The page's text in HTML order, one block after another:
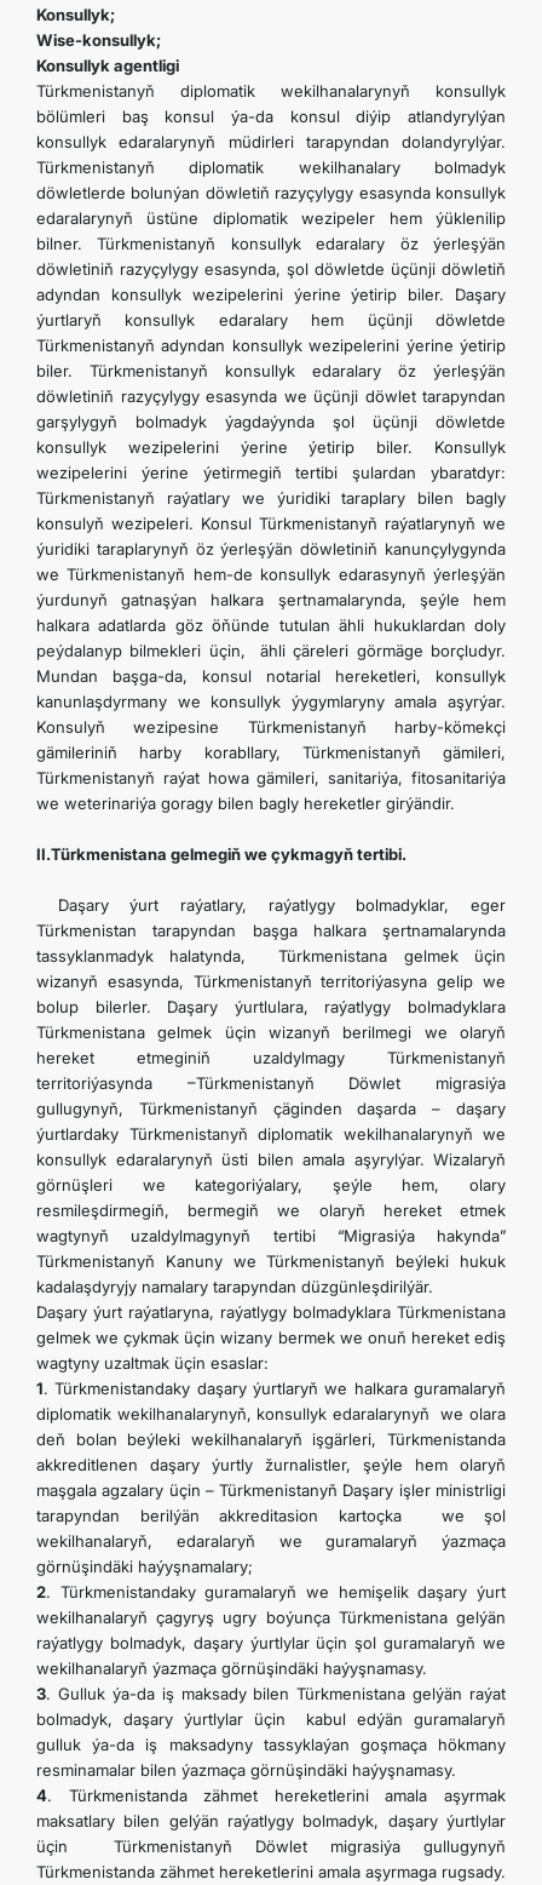
Konsullyk;
Wise-konsullyk;
Konsullyk agentligi
Türkmenistanyň diplomatik wekilhanalarynyň konsullyk
bölümleri baş konsul ýa-da konsul diýip atlandyrylýan
konsullyk edaralarynyň müdirleri tarapyndan dolandyrylýar.
Türkmenistanyň diplomatik wekilhanalary bolmadyk
döwletlerde bolunýan döwletiň razyçylygy esasynda konsullyk
edaralarynyň üstüne diplomatik wezipeler hem ýüklenilip
bilner. Türkmenistanyň konsullyk edaralary öz ýerleşýän
döwletiniň razyçylygy esasynda, şol döwletde üçünji döwletiň
adyndan konsullyk wezipelerini ýerine ýetirip biler. Daşary
ýurtlaryň konsullyk edaralary hem üçünji döwletde
Türkmenistanyň adyndan konsullyk wezipelerini ýerine ýetirip
biler. Türkmenistanyň konsullyk edaralary öz ýerleşýän
döwletiniň razyçylygy esasynda we üçünji döwlet tarapyndan
garşylygyň bolmadyk ýagdaýynda şol üçünji döwletde
konsullyk wezipelerini ýerine ýetirip biler. Konsullyk
wezipelerini ýerine ýetirmegiň tertibi şulardan ybaratdyr:
Türkmenistanyň raýatlary we ýuridiki taraplary bilen bagly
konsulyň wezipeleri. Konsul Türkmenistanyň raýatlarynyň we
ýuridiki taraplarynyň öz ýerleşýän döwletiniň kanunçylygynda
we Türkmenistanyň hem-de konsullyk edarasynyň ýerleşýän
ýurdunyň gatnaşýan halkara şertnamalarynda, şeýle hem
halkara adatlarda göz öňünde tutulan ähli hukuklardan doly
peýdalanyp bilmekleri üçin, ähli çäreleri görmäge borçludyr.
Mundan başga-da, konsul notarial hereketleri, konsullyk
kanunlaşdyrmany we konsullyk ýygymlaryny amala aşyrýar.
Konsulyň wezipesine Türkmenistanyň harby-kömekçi
gämileriniň harby korabllary, Türkmenistanyň gämileri,
Türkmenistanyň raýat howa gämileri, sanitariýa, fitosanitariýa
we weterinariýa goragy bilen bagly hereketler girýändir.
II.Türkmenistana gelmegiň we çykmagyň tertibi.
Daşary ýurt raýatlary, raýatlygy bolmadyklar, eger
Türkmenistan tarapyndan başga halkara şertnamalarynda
tassyklanmadyk halatynda, Türkmenistana gelmek üçin
wizanyň esasynda, Türkmenistanyň territoriýasyna gelip we
bolup bilerler. Daşary ýurtlulara, raýatlygy bolmadyklara
Türkmenistana gelmek üçin wizanyň berilmegi we olaryň
hereket etmeginiň uzaldylmagy Türkmenistanyň
territoriýasynda –Türkmenistanyň Döwlet migrasiýa
gullugynyň, Türkmenistanyň çäginden daşarda – daşary
ýurtlardaky Türkmenistanyň diplomatik wekilhanalarynyň we
konsullyk edaralarynyň üsti bilen amala aşyrylýar. Wizalaryň
görnüşleri we kategoriýalary, şeýle hem, olary
resmileşdirmegiň, bermegiň we olaryň hereket etmek
wagtynyň uzaldylmagynyň tertibi “Migrasiýa hakynda”
Türkmenistanyň Kanuny we Türkmenistanyň beýleki hukuk
kadalaşdyryjy namalary tarapyndan düzgünleşdirilýär.
Daşary ýurt raýatlaryna, raýatlygy bolmadyklara Türkmenistana
gelmek we çykmak üçin wizany bermek we onuň hereket ediş
wagtyny uzaltmak üçin esaslar:
1. Türkmenistandaky daşary ýurtlaryň we halkara guramalaryň
diplomatik wekilhanalarynyň, konsullyk edaralarynyň we olara
deň bolan beýleki wekilhanalaryň işgärleri, Türkmenistanda
akkreditlenen daşary ýurtly žurnalistler, şeýle hem olaryň
maşgala agzalary üçin – Türkmenistanyň Daşary işler ministrligi
tarapyndan berilýän akkreditasion kartoçka we şol
wekilhanalaryň, edaralaryň we guramalaryň ýazmaça
görnüşindäki haýyşnamalary;
2. Türkmenistandaky guramalaryň we hemişelik daşary ýurt
wekilhanalaryň çagyryş ugry boýunça Türkmenistana gelýän
raýatlygy bolmadyk, daşary ýurtlylar üçin şol guramalaryň we
wekilhanalaryň ýazmaça görnüşindäki haýyşnamasy.
3. Gulluk ýa-da iş maksady bilen Türkmenistana gelýän raýat
bolmadyk, daşary ýurtlylar üçin kabul edýän guramalaryň
gulluk ýa-da iş maksadyny tassyklaýan goşmaça hökmany
resminamalar bilen ýazmaça görnüşindäki haýyşnamasy.
4. Türkmenistanda zähmet hereketlerini amala aşyrmak
maksatlary bilen gelýän raýatlygy bolmadyk, daşary ýurtlylar
üçin Türkmenistanyň Döwlet migrasiýa gullugynyň
Türkmenistanda zähmet hereketlerini amala aşyrmaga rugsady.